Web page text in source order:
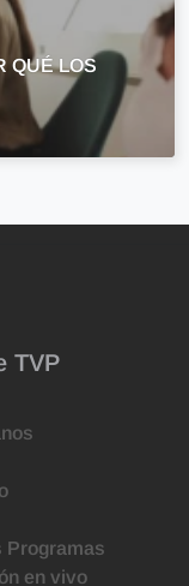
QUÉ LOS
TVP
Programas
en vivo